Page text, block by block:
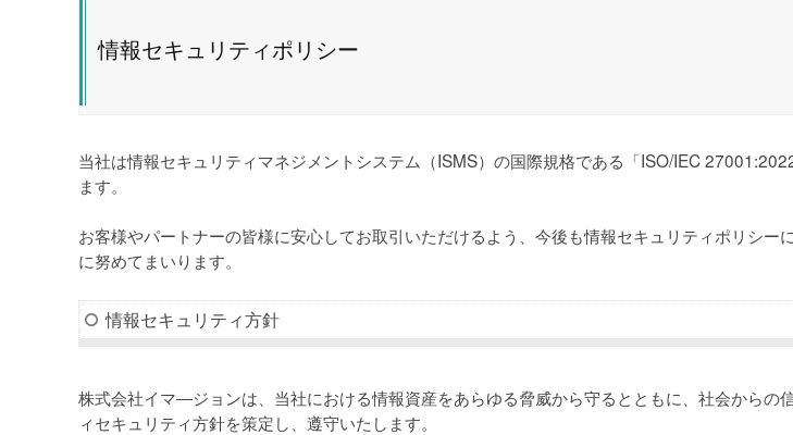
情報セキュリティポリシー
当社は情報セキュリティマネジメントシステム（ISMS）の国際規格である「ISO/IEC
ます。
お客様やパートナーの皆様に安心してお取引いただけるよう、今後も情報セキュリティポリシー
に努めてまいります。
情報セキュリティ方針
株式会社イマ―ジョンは、当社における情報資産をあらゆる脅威から守るとともに、社会からの
ィセキュリティ方針を策定し、遵守いたします。